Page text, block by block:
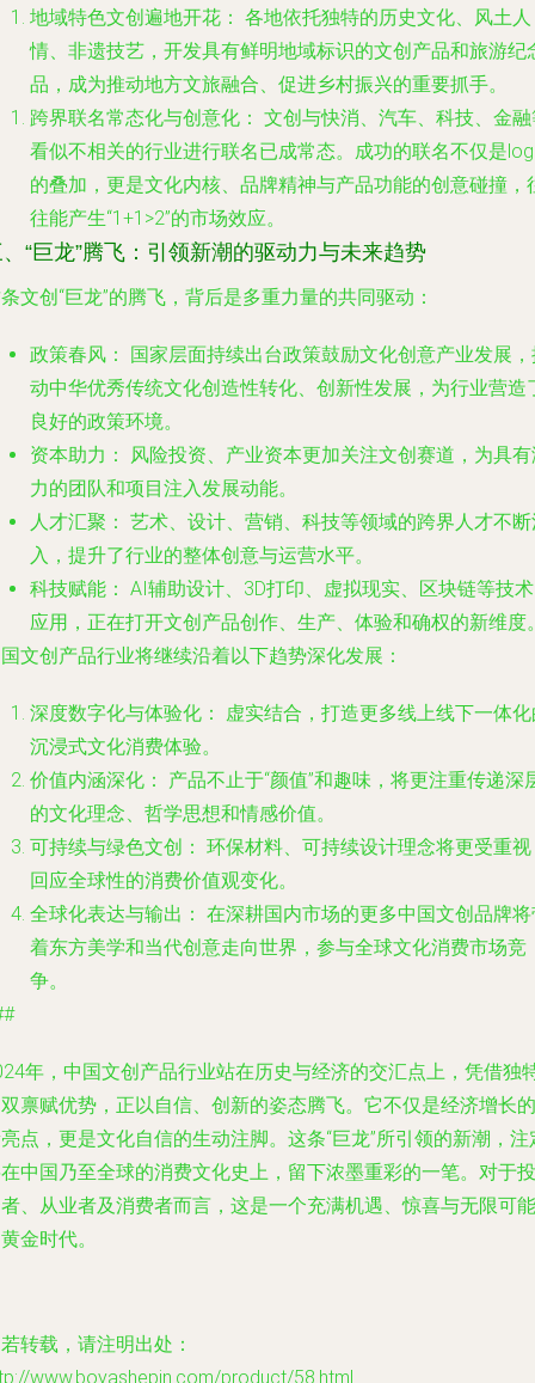
地域特色文创遍地开花： 各地依托独特的历史文化、风土人
情、非遗技艺，开发具有鲜明地域标识的文创产品和旅游纪
品，成为推动地方文旅融合、促进乡村振兴的重要抓手。
跨界联名常态化与创意化： 文创与快消、汽车、科技、金
看似不相关的行业进行联名已成常态。成功的联名不仅是
的叠加，更是文化内核、品牌精神与产品功能的创意碰撞，
往能产生“1+1>2”的市场效应。
“巨龙”腾飞：引领新潮的驱动力与未来趋势
文创“巨龙”的腾飞，背后是多重力量的共同驱动：
政策春风：
国家层面持续出台政策鼓励文化创意产业发展
动中华优秀传统文化创造性转化、创新性发展，为行业营造
良好的政策环境。
资本助力：
风险投资、产业资本更加关注文创赛道，为具
力的团队和项目注入发展动能。
人才汇聚： 艺术、设计、营销、科技等领域的跨界人才不
入，提升了行业的整体创意与运营水平。
科技赋能： AI辅助设计、3D打印、虚拟现实、区块链等技
应用，正在打开文创产品创作、生产、体验和确权的新维度
文创产品行业将继续沿着以下趋势深化发展：
深度数字化与体验化：
虚实结合，打造更多线上线下一体
沉浸式文化消费体验。
价值内涵深化：
产品不止于“颜值”和趣味，将更注重传递深
的文化理念、哲学思想和情感价值。
可持续与绿色文创： 环保材料、可持续设计理念将更受重
回应全球性的消费价值观变化。
全球化表达与输出： 在深耕国内市场的更多中国文创品牌
着东方美学和当代创意走向世界，参与全球文化消费市场竞
争。
年，中国文创产品行业站在历史与经济的交汇点上，凭借独
禀赋优势，正以自信、创新的姿态腾飞。它不仅是经济增长的
点，更是文化自信的生动注脚。这条“巨龙”所引领的新潮，注
中国乃至全球的消费文化史上，留下浓墨重彩的一笔。对于投
、从业者及消费者而言，这是一个充满机遇、惊喜与无限可能
金时代。
转载，请注明出处：
www.boyashepin.com/product/58.html